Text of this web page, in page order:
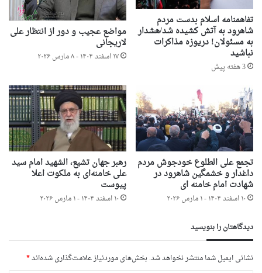
تفاهمنامه اسلام بدست مردم
شاهرود به آتش کشیده شد/هشدار
به مسئولان! دریوزه مذاکرات
نباشید
3 هفته پیش
مواضع عجیب و دور از انتظار علی
لاریجانی
۱۷ اسفند ۱۴۰۴ - ۸ مارس ۲۰۲۶
تجمع علی الطلوع خودجوش مردم
داغدار و خشمگین شاهرود در
شهادت امام خامنه ای
۱۰ اسفند ۱۴۰۴ - ۱ مارس ۲۰۲۶
رهبر جهان تشیع، الشهید امام سید
علی خامنه‌ای به ملکوت اعلا
پیوست
۱۰ اسفند ۱۴۰۴ - ۱ مارس ۲۰۲۶
دیدگاهتان را بنویسید
نشانی ایمیل شما منتشر نخواهد شد.بخش‌های موردنیاز علامت‌گذاری شده‌اند*